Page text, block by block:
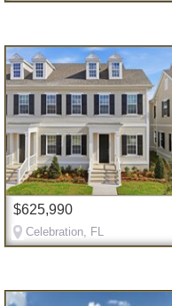
$625,990
Celebration, FL